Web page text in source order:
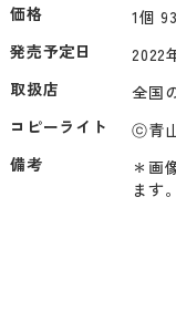
価格
1個
発売予定日
2022
取扱店
全国
コピーライト
ⓒ青
備考
＊画
ます